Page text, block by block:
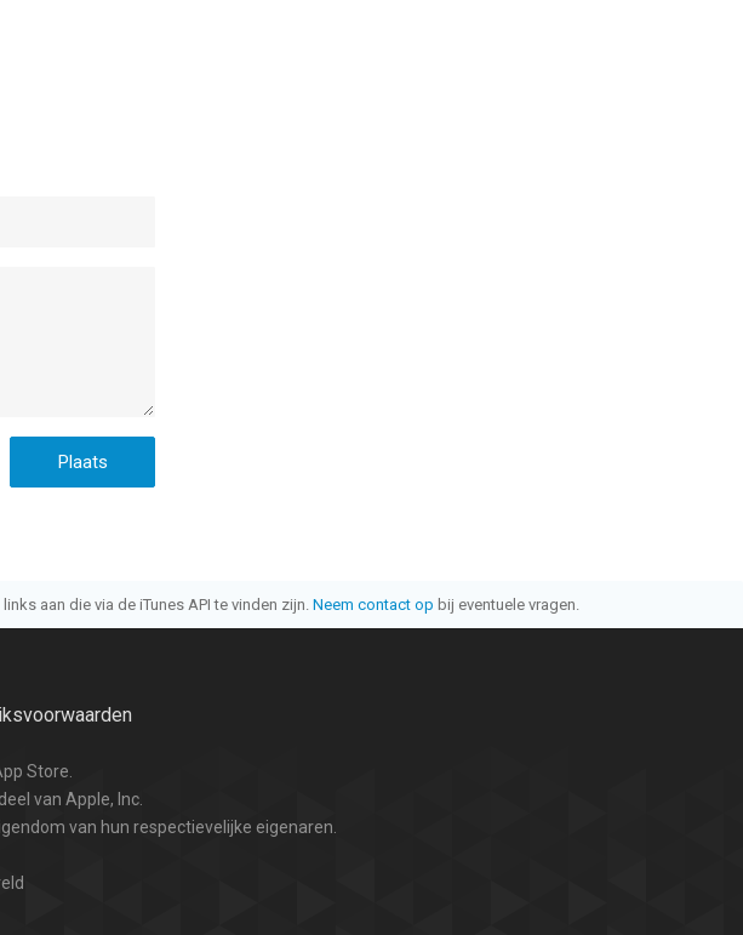
aan die via de iTunes API te vinden zijn. Neem contact op bij eventuele vragen.
Store.
van Apple, Inc.
van hun respectievelijke eigenaren.